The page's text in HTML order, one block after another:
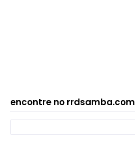
encontre no rrdsamba.com